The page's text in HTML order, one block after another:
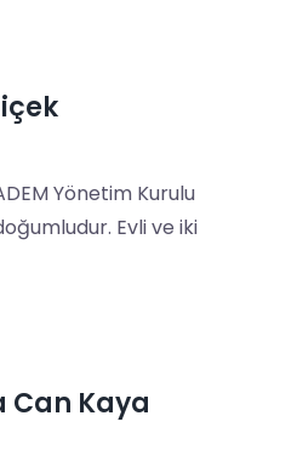
Yönetim Kurulu
Evli ve iki
Can Kaya